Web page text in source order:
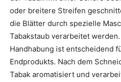
oder breitere Streifen
die Blätter durch spezielle
Tabakstaub verarbeitet
Handhabung ist entscheidend
Endprodukts. Nach dem
Tabak aromatisiert und